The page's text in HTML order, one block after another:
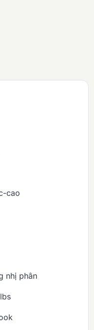
cao
nhị phân